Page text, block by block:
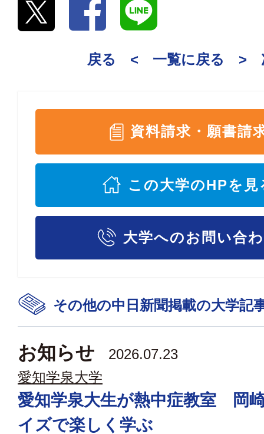
戻る < 一覧に戻る >
資料請求・願書請
この大学のHPを見
大学へのお問い合
その他の中日新聞掲載の大学記
お知らせ
2026.07.23
愛知学泉大学
愛知学泉大生が熱中症教室 岡
イズで楽しく学ぶ